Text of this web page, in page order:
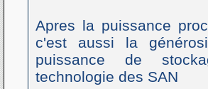
Apres la puissance
c'est aussi la
puissance de
technologie des SAN